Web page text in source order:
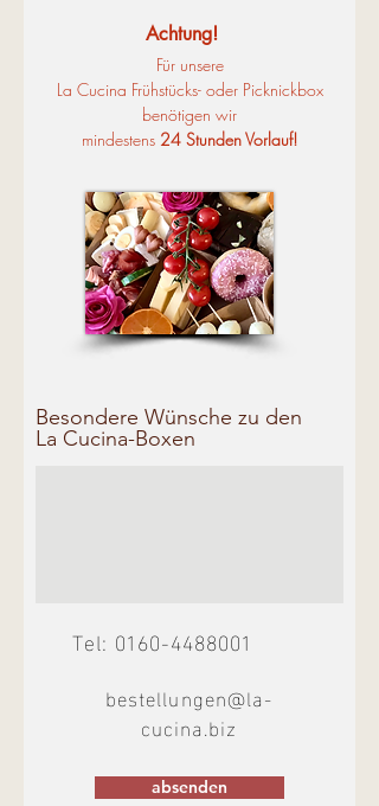
Achtung!
Für unsere
La Cucina Frühstücks- oder Picknickbox
benötigen wir
mindestens 24 Stunden Vorlauf!
Besondere Wünsche zu den
La Cucina-Boxen
Tel: 0160-4488001
bestellungen@la-
cucina.biz
absenden